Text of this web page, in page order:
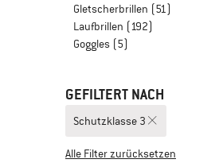
Gletscherbrillen (51)
Laufbrillen (192)
Goggles (5)
GEFILTERT NACH
Schutzklasse 3
Alle Filter zurücksetzen